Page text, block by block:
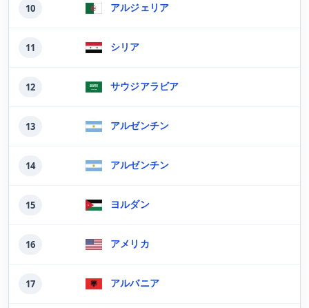
10 アルジェリア
11 シリア
12 サウジアラビア
13 アルゼンチン
14 アルゼンチン
15 ヨルダン
16 アメリカ
17 アルバニア